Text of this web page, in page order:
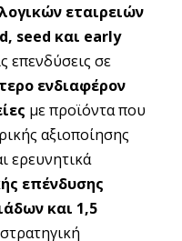
εταιρειών
seed και early
επενδύσεις σε
ενδιαφέρον
με προϊόντα που
αξιοποίησης
ερευνητικά
επένδυσης
και 1,5